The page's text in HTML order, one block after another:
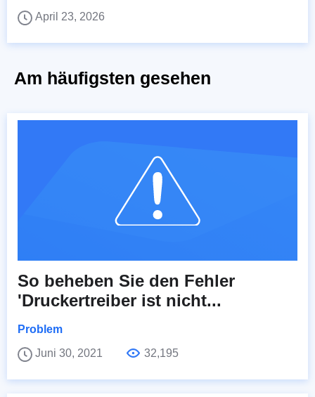
April 23, 2026
Am häufigsten gesehen
So beheben Sie den Fehler
'Druckertreiber ist nicht...
Problem
Juni 30, 2021
32,195